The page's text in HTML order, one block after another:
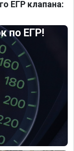
ЕГР клапана:
по ЕГР!